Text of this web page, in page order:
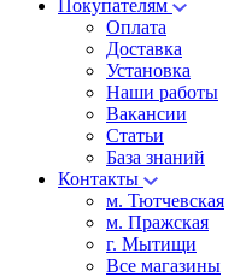
Покупателям
Оплата
Доставка
Установка
Наши работы
Вакансии
Статьи
База знаний
Контакты
м. Тютчевская
м. Пражская
г. Мытищи
Все магазины